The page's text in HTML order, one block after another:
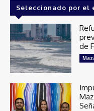
Seleccionado por el
de